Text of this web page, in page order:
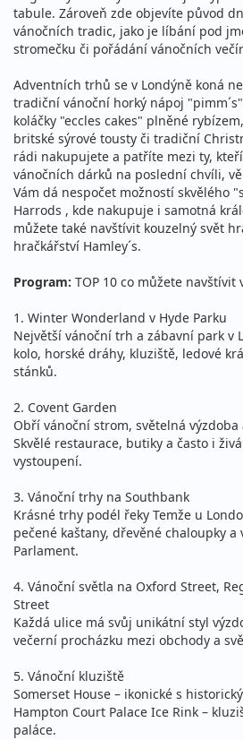
tabule. Zároveň zde objevíte původ
vánočních tradic, jako je líbání pod
stromečku či pořádání vánočních
Adventních trhů se v Londýně koná
tradiční vánoční horký nápoj
koláčky "eccles cakes" plněné
britské sýrové tousty či tradiční
rádi nakupujete a patříte mezi ty,
vánočních dárků na poslední chvíli,
Vám dá nespočet možností skvělého
Harrods , kde nakupuje i samotná
můžete také navštívit kouzelný svět
hračkářství Hamley´s.
Program: TOP 10 co můžete
1. Winter Wonderland v Hyde Parku
Největší vánoční trh a zábavní park v
kolo, horské dráhy, kluziště, ledové
stánků.
2. Covent Garden
Obří vánoční strom, světelná
Skvělé restaurace, butiky a často i
vystoupení.
3. Vánoční trhy na Southbank
Krásné trhy podél řeky Temže u
pečené kaštany, dřevěné chaloupky a
Parlament.
4. Vánoční světla na Oxford Street,
Street
Každá ulice má svůj unikátní styl
večerní procházku mezi obchody a
5. Vánoční kluziště
Somerset House – ikonické s
Hampton Court Palace Ice Rink –
paláce.